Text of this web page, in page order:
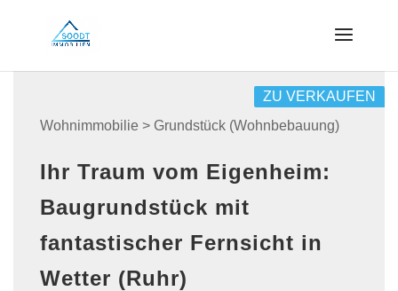
Wohnimmobilie > Grundstück (Wohnbebauung)
ZU VERKAUFEN
Ihr Traum vom Eigenheim:
Baugrundstück mit
fantastischer Fernsicht in
Wetter (Ruhr)